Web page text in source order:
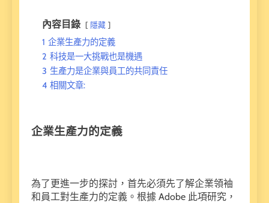
內容目錄 隱藏
1 企業生產力的定義
2 科技是一大挑戰也是機遇
3 生產力是企業與員工的共同責任
4 相關文章:
企業生產力的定義
為了更進一步的探討，首先必須先了解企業領袖
和員工對生產力的定義。根據 Adobe 此項研究，